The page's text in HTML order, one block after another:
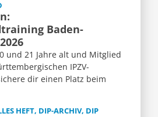
Baden-
und 21 Jahre alt und Mitglied
IPZV-
dir einen Platz beim
HEFT, DIP-ARCHIV, DIP